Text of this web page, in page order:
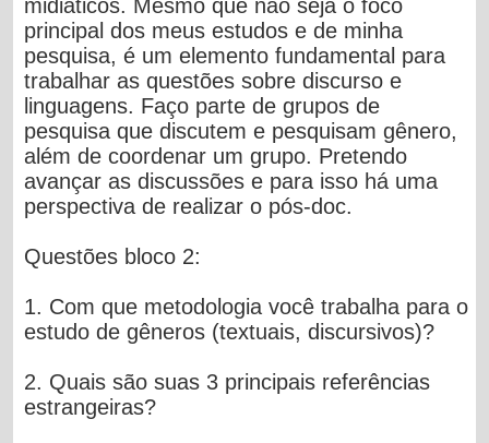
midiáticos. Mesmo que não seja o foco
principal dos meus estudos e de minha
pesquisa, é um elemento fundamental para
trabalhar as questões sobre discurso e
linguagens. Faço parte de grupos de
pesquisa que discutem e pesquisam gênero,
além de coordenar um grupo. Pretendo
avançar as discussões e para isso há uma
perspectiva de realizar o pós-doc.
Questões bloco 2:
1. Com que metodologia você trabalha para o
estudo de gêneros (textuais, discursivos)?
2. Quais são suas 3 principais referências
estrangeiras?